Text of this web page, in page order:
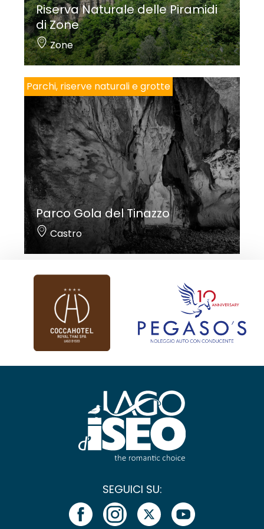
Riserva Naturale delle Piramidi
di Zone
Zone
Parchi, riserve naturali e grotte
Parco Gola del Tinazzo
Castro
SEGUICI SU: